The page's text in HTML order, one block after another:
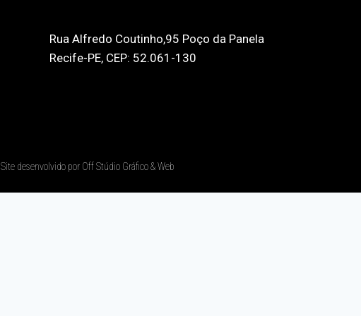
Rua Alfredo Coutinho,95 Poço da Panela
Recife-PE, CEP: 52.061-130
Site desenvolvido por Off Stúdio Gráfico & Web